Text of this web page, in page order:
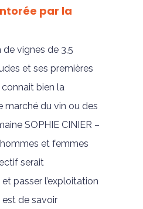
par la
vignes de 3,5
et ses premières
bien la
marché du vin ou des
SOPHIE CINIER –
et femmes
serait
passer l’exploitation
de savoir